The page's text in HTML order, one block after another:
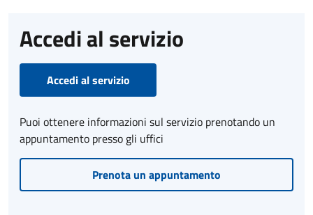
Accedi al servizio
Accedi al servizio
Puoi ottenere informazioni sul servizio prenotando un
appuntamento presso gli uffici
Prenota un appuntamento